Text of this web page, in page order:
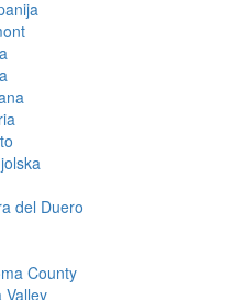
del Duero
County
Valley